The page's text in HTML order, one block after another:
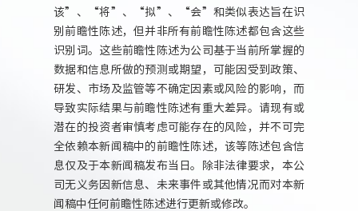
该”、“将”、“拟”、“会”和类似表达旨在识
别前瞻性陈述，但并非所有前瞻性陈述都包含这些
识别词。这些前瞻性陈述为公司基于当前所掌握的
数据和信息所做的预测或期望，可能因受到政策、
研发、市场及监管等不确定因素或风险的影响，而
导致实际结果与前瞻性陈述有重大差异。请现有或
潜在的投资者审慎考虑可能存在的风险，并不可完
全依赖本新闻稿中的前瞻性陈述，该等陈述包含信
息仅及于本新闻稿发布当日。除非法律要求，本公
司无义务因新信息、未来事件或其他情况而对本新
闻稿中任何前瞻性陈述进行更新或修改。